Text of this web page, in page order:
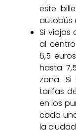
este
autobús
Si viajas
al
6,5
hasta
zona.
tarifas
en los
cada
la